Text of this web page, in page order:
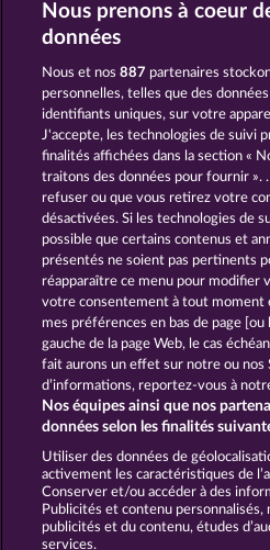
ROYAL SEVEN 7
CGU Charte de
Mentions légales
Envoyer la
Nous prenons à coeur
données
Nous et nos887 partenaires
personnelles, telles que des
identifiants uniques, sur votre
J'accepte, les technologies de suivi
finalités affichées dans la section «
traitons des données pour fournir ».
refuser ou que vous retirez votre
désactivées. Si les technologies de
possible que certains contenus et
présentés ne soient pas pertinents
réapparaître ce menu pour modifier
votre consentement à tout moment
mes préférences en bas de page
gauche de la page Web, le cas
fait aurons un effet sur notre ou nos
d’informations, reportez-vous à
Nos équipes ainsi que nos
données selon les finalités
Utiliser des données de
activement les caractéristiques de
Conserver et/ou accéder à des
Publicités et contenu
publicités et du contenu, études
services.